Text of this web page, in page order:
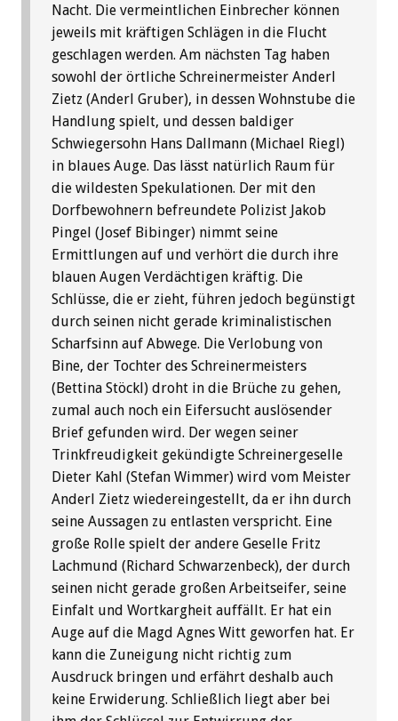
Nacht. Die vermeintlichen Einbrecher können
jeweils mit kräftigen Schlägen in die Flucht
geschlagen werden. Am nächsten Tag haben
sowohl der örtliche Schreinermeister Anderl
Zietz (Anderl Gruber), in dessen Wohnstube die
Handlung spielt, und dessen baldiger
Schwiegersohn Hans Dallmann (Michael Riegl)
in blaues Auge. Das lässt natürlich Raum für
die wildesten Spekulationen. Der mit den
Dorfbewohnern befreundete Polizist Jakob
Pingel (Josef Bibinger) nimmt seine
Ermittlungen auf und verhört die durch ihre
blauen Augen Verdächtigen kräftig. Die
Schlüsse, die er zieht, führen jedoch begünstigt
durch seinen nicht gerade kriminalistischen
Scharfsinn auf Abwege. Die Verlobung von
Bine, der Tochter des Schreinermeisters
(Bettina Stöckl) droht in die Brüche zu gehen,
zumal auch noch ein Eifersucht auslösender
Brief gefunden wird. Der wegen seiner
Trinkfreudigkeit gekündigte Schreinergeselle
Dieter Kahl (Stefan Wimmer) wird vom Meister
Anderl Zietz wiedereingestellt, da er ihn durch
seine Aussagen zu entlasten verspricht. Eine
große Rolle spielt der andere Geselle Fritz
Lachmund (Richard Schwarzenbeck), der durch
seinen nicht gerade großen Arbeitseifer, seine
Einfalt und Wortkargheit auffällt. Er hat ein
Auge auf die Magd Agnes Witt geworfen hat. Er
kann die Zuneigung nicht richtig zum
Ausdruck bringen und erfährt deshalb auch
keine Erwiderung. Schließlich liegt aber bei